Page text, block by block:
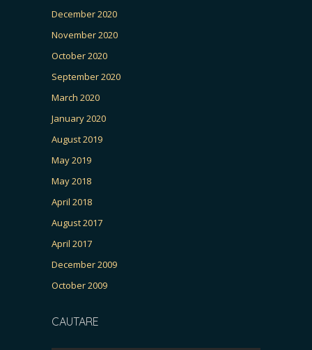
December 2020
November 2020
October 2020
September 2020
March 2020
January 2020
August 2019
May 2019
May 2018
April 2018
August 2017
April 2017
December 2009
October 2009
CAUTARE